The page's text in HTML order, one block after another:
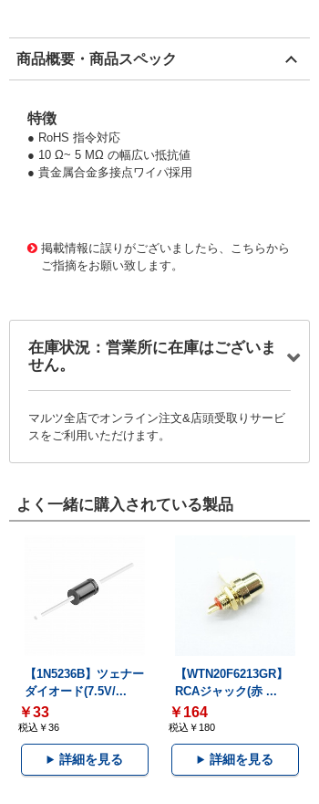
商品概要・商品スペック
特徴
● RoHS 指令対応
● 10 Ω~ 5 MΩ の幅広い抵抗値
● 貴金属合金多接点ワイパ採用
掲載情報に誤りがございましたら、こちらから
ご指摘をお願い致します。
在庫状況：営業所に在庫はございま
せん。
マルツ全店でオンライン注文&店頭受取りサービ
スをご利用いただけます。
よく一緒に購入されている製品
【1N5236B】ツェナー
ダイオード(7.5V/...
￥33
税込￥36
詳細を見る
【WTN20F6213GR】
RCAジャック(赤 ...
￥164
税込￥180
詳細を見る